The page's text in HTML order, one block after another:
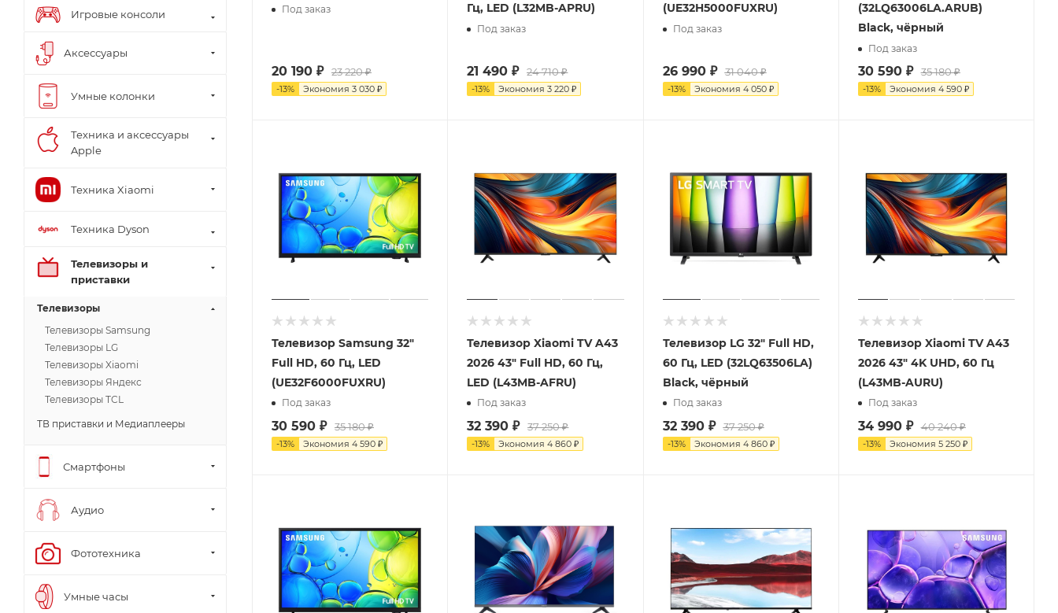
Под заказ
20 190 ₽ 23 220₽
-13% Экономия 3 030 ₽
Гц, LED (L32MB-APRU)
Под заказ
21 490 ₽ 24 710₽
-13% Экономия3 220 ₽
(UE32H5000FUXRU)
Под заказ
26 990₽ 31 040₽
-13% Экономия 4 050₽
(32LQ63006LA.ARUB)
Black, чёрный
Под заказ
30 590₽ 35 180₽
-13% Экономия 4 590₽
Телевизор Samsung 32"
Full HD, 60 Гц, LED
(UE32F6000FUXRU)
Под заказ
30 590 ₽ 35 180₽
-13% Экономия 4 590 ₽
Телевизор Xiaomi TV A43
2026 43" Full HD, 60 Гц,
LED (L43MB-AFRU)
Под заказ
32 390 ₽ 37 250₽
-13% Экономия4 860 ₽
Телевизор LG 32" Full HD,
60 Гц, LED (32LQ63506LA)
Black, чёрный
Под заказ
32 390₽ 37 250₽
-13% Экономия 4 860₽
Телевизор Xiaomi TV A43
2026 43" 4K UHD, 60 Гц
(L43MB-AURU)
Под заказ
34 990₽ 40 240₽
-13% Экономия 5 250₽
Игровые консоли
Аксессуары
Умные колонки
Техника и аксессуары
Apple
Техника Xiaomi
Техника Dyson
Телевизоры и
приставки
Телевизоры
Телевизоры Samsung
Телевизоры LG
Телевизоры Xiaomi
Телевизоры Яндекс
Телевизоры TCL
ТВ приставки и Медиаплееры
Смартфоны
Аудио
Фототехника
Умные часы